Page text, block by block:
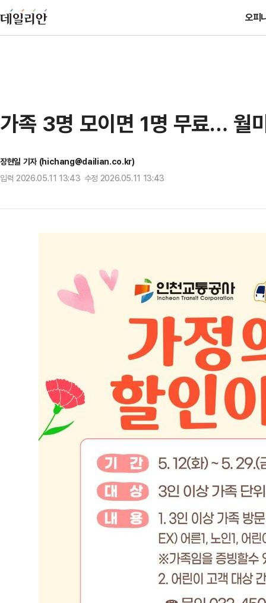
오피
가족 3명 모이면 1명 무료… 월
장현일 기자 (hichang@dailian.co.kr)
입력 2026.05.11 13:43 수정 2026.05.11 13:43